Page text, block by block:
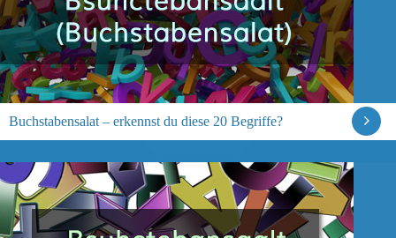
Buchstabensalat – erkennst du diese 20 Begriffe?